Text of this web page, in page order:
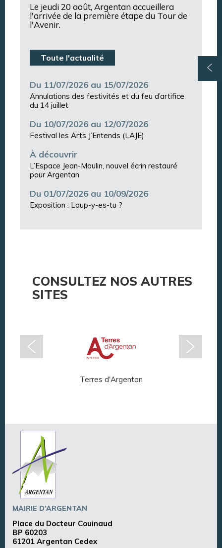
Le jeudi 20 août, Argentan accueillera
l'arrivée de la première étape du Tour de
l'Avenir.
Toute l'actualité
Du 11/07/2026 au 15/07/2026
Annulations des festivités et du feu d’artifice
du 14 juillet
Du 10/07/2026 au 12/07/2026
Festival les Arts J’Entends (LAJE)
À découvrir
L’Espace Jean-Moulin, nouvel écrin restauré
pour Argentan
Du 01/07/2026 au 10/09/2026
Exposition : Loup-y-es-tu ?
CONSULTEZ NOS AUTRES
SITES
Terres d'Argentan
MAIRIE D’ARGENTAN
Place du Docteur Couinaud
BP 60203
61201 Argentan Cedex